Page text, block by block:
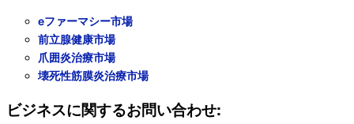
eファーマシー市場
前立腺健康市場
爪囲炎治療市場
壊死性筋膜炎治療市場
ビジネスに関するお問い合わせ: